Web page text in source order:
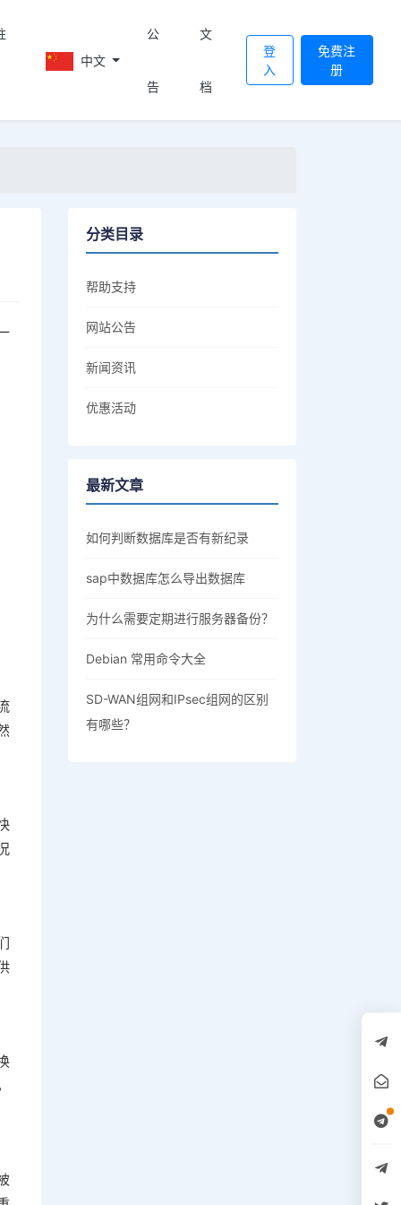
中文
公
告
文
档
登
入
免费注
册
分类目录
帮助支持
网站公告
新闻资讯
优惠活动
最新文章
如何判断数据库是否有新纪录
sap中数据库怎么导出数据库
为什么需要定期进行服务器备份？
Debian 常用命令大全
SD-WAN组网和IPsec组网的区别
有哪些？